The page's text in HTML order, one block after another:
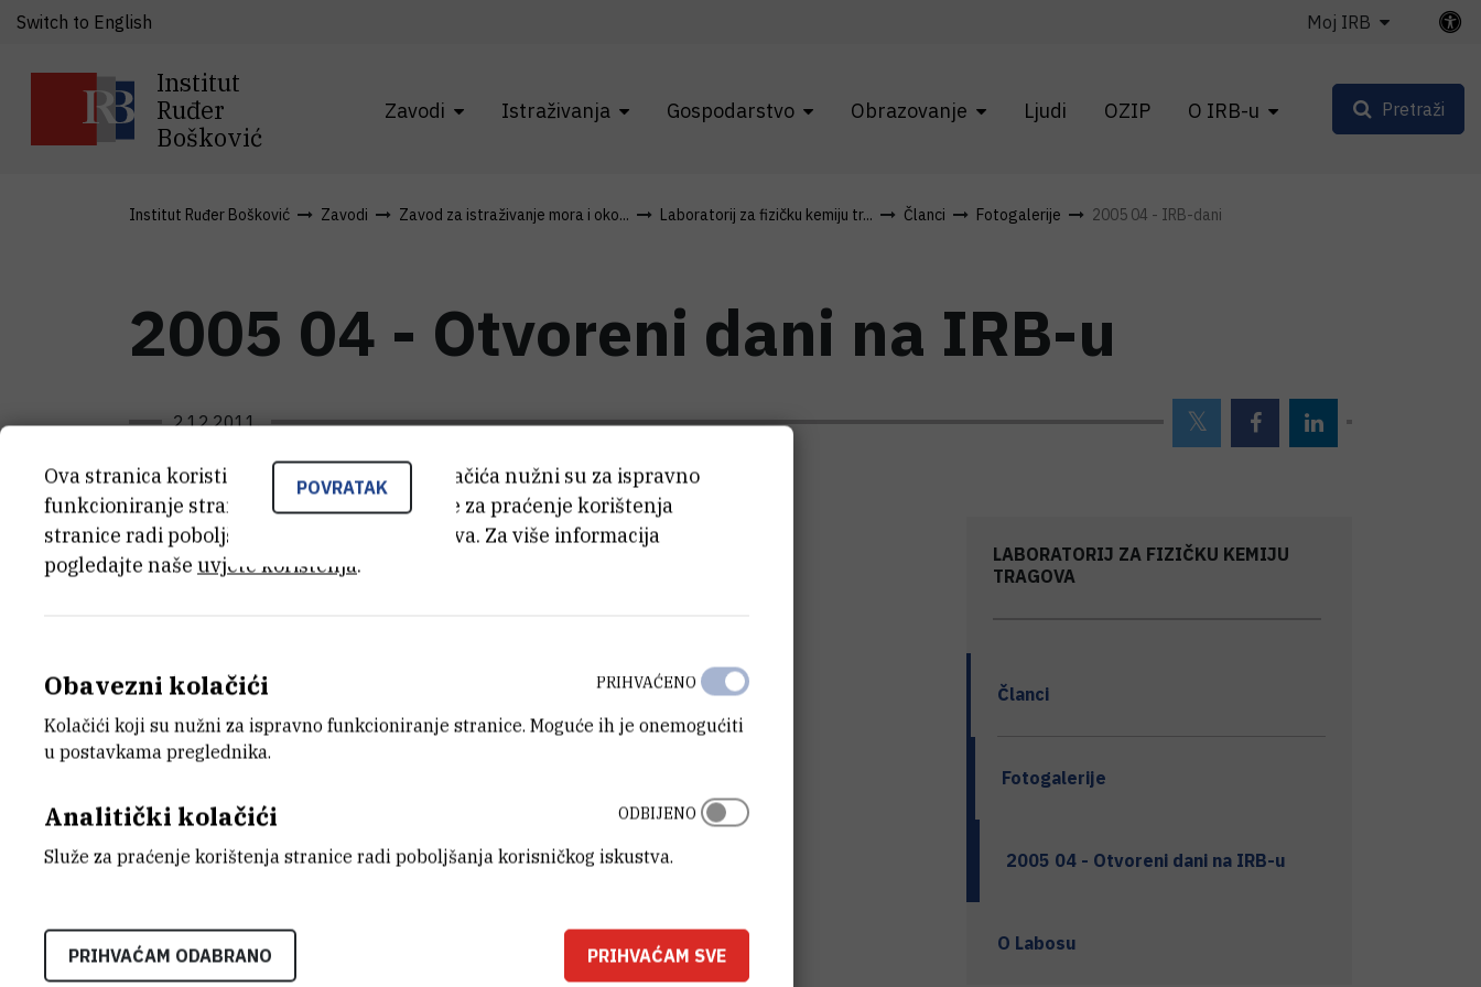
Institut
Ruđer
Bošković
Zavodi Istraživanja Gospodarstvo Obrazovanje Ljudi OZIP O IRB-u
Switch to English Moj IRB
Pretraži
Institut Ruđer Bošković Zavodi Zavod za istraživanje mora i oko... Laboratorij za fizičku kemiju tr... Članci Fotogalerije 2005 04 - IRB-dani
2005 04 - Otvoreni dani na IRB-u
2.12.2011.
Pogledaj galeriju →
LABORATORIJ ZA FIZIČKU KEMIJU
TRAGOVA
Članci
Fotogalerije
2005 04 - Otvoreni dani na IRB-u
O Labosu
POVRATAK
Ova stranica koristi kolačiće. Neki od tih kolačića nužni su za ispravno
funkcioniranje stranice, dok se drugi koriste za praćenje korištenja
stranice radi poboljšanja korisničkog iskustva. Za više informacija
pogledajte naše uvjete korištenja.
Obavezni kolačići
Kolačići koji su nužni za ispravno funkcioniranje stranice. Moguće ih je onemogućiti
u postavkama preglednika.
PRIHVAĆENO
Analitički kolačići
Služe za praćenje korištenja stranice radi poboljšanja korisničkog iskustva.
ODBIJENO
PRIHVAĆAM ODABRANO PRIHVAĆAM SVE